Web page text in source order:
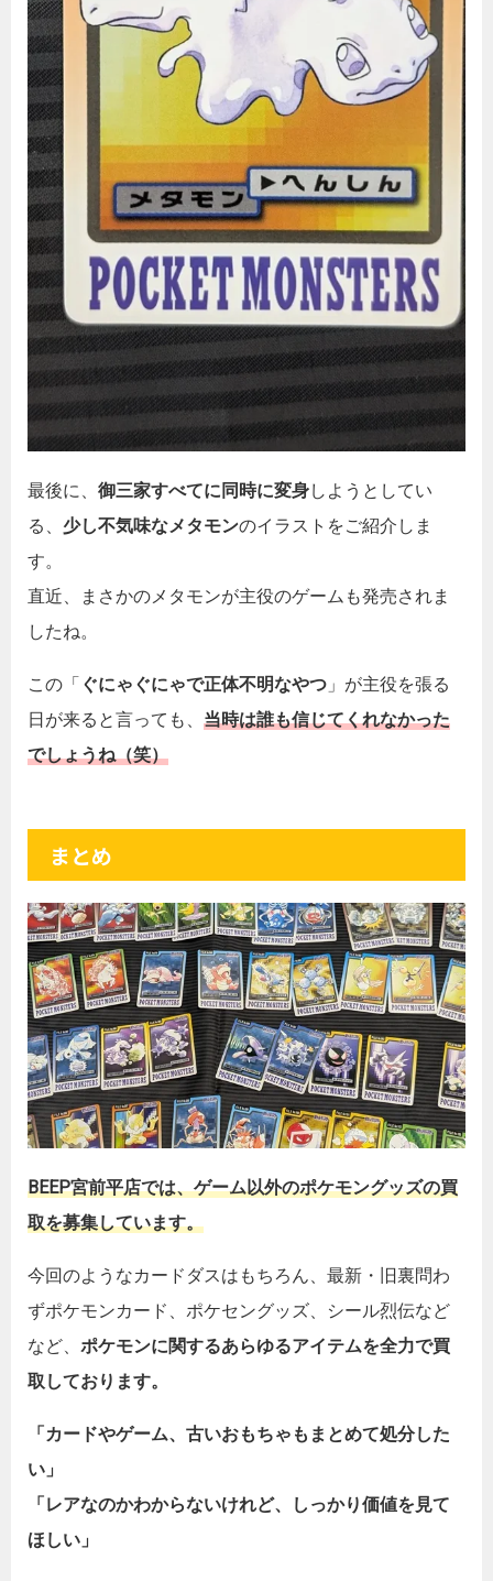
最後に、 御三家すべてに同時に変身しようとしてい
る、 少し不気味なメタモンのイラストをご紹介しま
す。
直近、まさかのメタモンが主役のゲームも発売されま
したね。
この「 ぐにゃぐにゃで正体不明なやつ 」が主役を張る
日が来ると言っても、 当時は誰も信じてくれなかった
でしょうね（笑）
まとめ
BEEP宮前平店では、ゲーム以外のポケモングッズの買
取を募集しています。
今回のようなカードダスはもちろん、最新・旧裏問わ
ずポケモンカード、ポケセングッズ、シール烈伝など
など、 ポケモンに関するあらゆるアイテムを全力で買
取しております。
「カードやゲーム、古いおもちゃもまとめて処分した
い」
「レアなのかわからないけれど、しっかり価値を見て
ほしい」